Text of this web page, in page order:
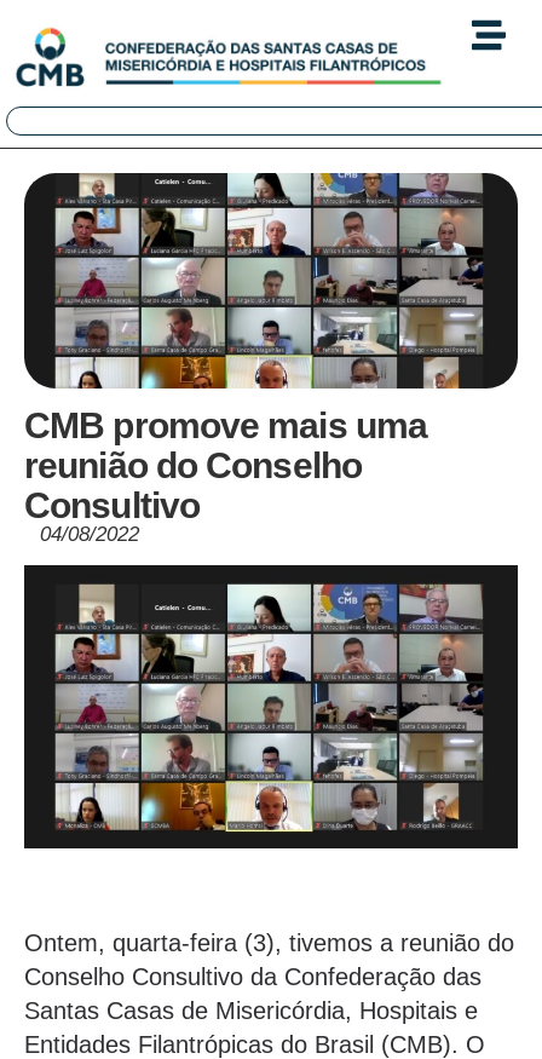
CMB promove mais uma
reunião do Conselho
Consultivo
04/08/2022
Ontem, quarta-feira (3), tivemos a reunião do
Conselho Consultivo da Confederação das
Santas Casas de Misericórdia, Hospitais e
Entidades Filantrópicas do Brasil (CMB). O